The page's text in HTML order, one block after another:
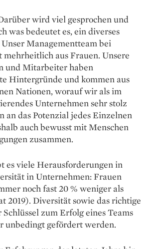
wird viel gesprochen und
was bedeutet es, ein diverses
Managementteam bei
mehrheitlich aus Frauen. Unsere
und Mitarbeiter haben
Hintergründe und kommen aus
Nationen, worauf wir als im
Unternehmen sehr stolz
an das Potenzial jedes Einzelnen
auch bewusst mit Menschen
zusammen.
es viele Herausforderungen in
in Unternehmen: Frauen
noch fast 20 % weniger als
2019). Diversität sowie das richtige
zum Erfolg eines Teams
unbedingt gefördert werden.